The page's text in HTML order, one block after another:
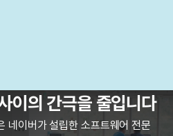
이의 간극을 줄입니다
네이버가 설립한 소프트웨어 전문